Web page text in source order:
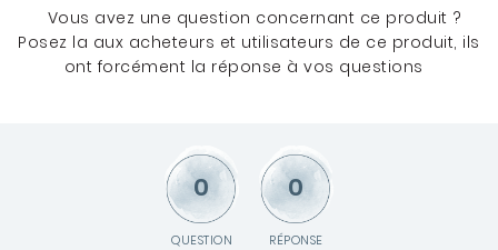
Vous avez une question concernant ce produit ?
Posez la aux acheteurs et utilisateurs de ce produit, ils
ont forcément la réponse à vos questions
0
QUESTION
0
RÉPONSE